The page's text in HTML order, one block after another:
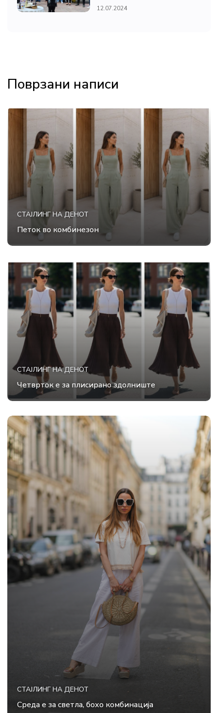
12.07.2024
Поврзани написи
СТАЈЛИНГ НА ДЕНОТ
Петок во комбинезон
СТАЈЛИНГ НА ДЕНОТ
Четврток е за плисирано здолниште
СТАЈЛИНГ НА ДЕНОТ
Среда е за светла, бохо комбинација